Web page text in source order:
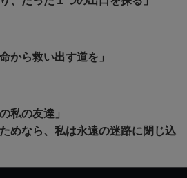
から救い出す道を」
私の友達」
めなら、私は永遠の迷路に閉じ込